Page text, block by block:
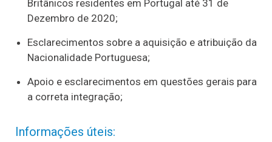
Britânicos residentes em Portugal até 31 de
Dezembro de 2020;
Esclarecimentos sobre a aquisição e atribuição da
Nacionalidade Portuguesa;
Apoio e esclarecimentos em questões gerais para
a correta integração;
Informações úteis: